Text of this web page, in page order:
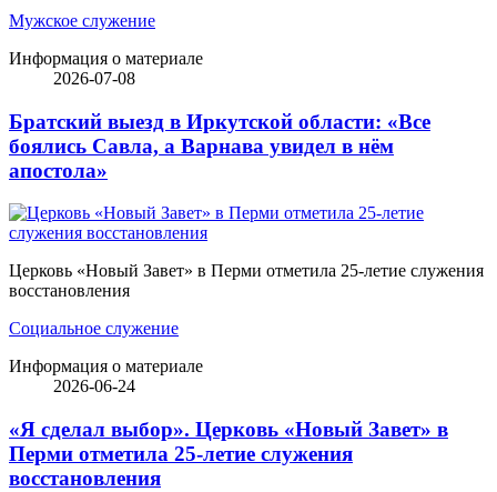
Мужское служение
Информация о материале
2026-07-08
Братский выезд в Иркутской области: «Все
боялись Савла, а Варнава увидел в нём
апостола»
Церковь «Новый Завет» в Перми отметила 25-летие служения
восстановления
Социальное служение
Информация о материале
2026-06-24
«Я сделал выбор». Церковь «Новый Завет» в
Перми отметила 25-летие служения
восстановления